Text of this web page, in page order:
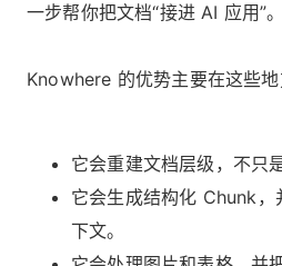
一步帮你把文档“接进 AI 应用”。
Knowhere 的优势主要在这些地
它会重建文档层级，不只
它会生成结构化 Chunk
下文。